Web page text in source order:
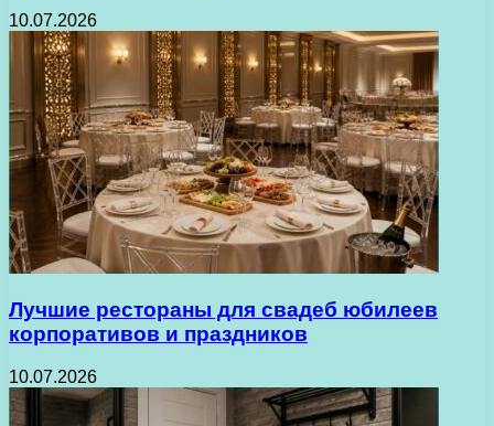
10.07.2026
Лучшие рестораны для свадеб юбилеев
корпоративов и праздников
10.07.2026